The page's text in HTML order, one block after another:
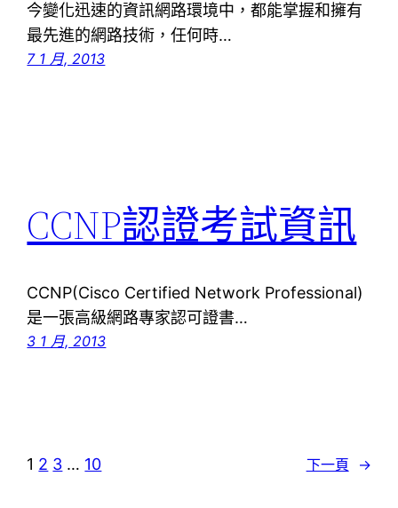
今變化迅速的資訊網路環境中，都能掌握和擁有
最先進的網路技術，任何時…
7 1 月, 2013
CCNP認證考試資訊
CCNP(Cisco Certified Network Professional)
是一張高級網路專家認可證書…
3 1 月, 2013
1 2 3 … 10 下一頁 →